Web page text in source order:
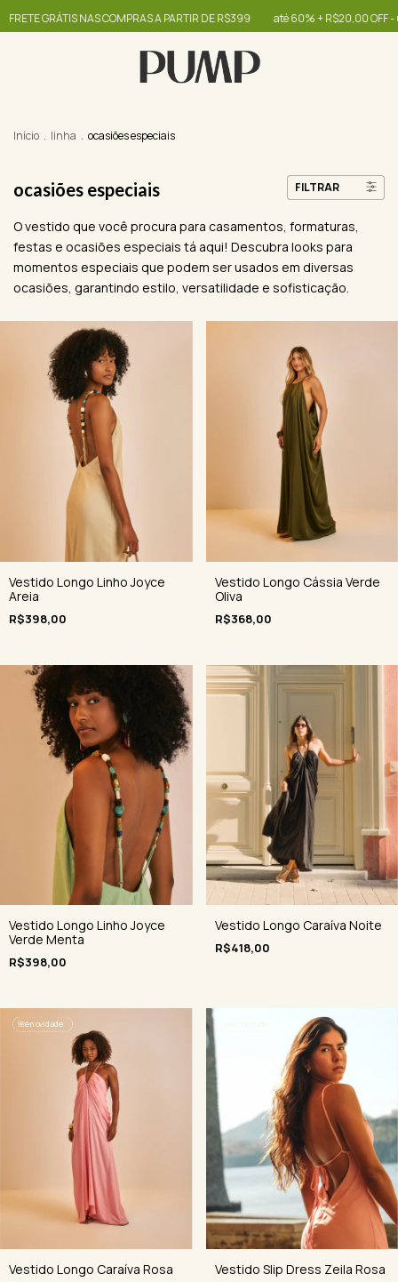
NAS COMPRAS A PARTIR DE R$399 até 60% + R$20,00 OFF - use o cupom
Início . linha . ocasiões especiais
ocasiões especiais FILTRAR
O vestido que você procura para casamentos, formaturas,
festas e ocasiões especiais tá aqui! Descubra looks para
momentos especiais que podem ser usados em diversas
ocasiões, garantindo estilo, versatilidade e sofisticação.
Vestido Longo Linho Joyce
Areia
R$398,00
Vestido Longo Cássia Verde
Oliva
R$368,00
Vestido Longo Linho Joyce
Verde Menta
R$398,00
Vestido Longo Caraíva Noite
R$418,00
🌺é novidade
Vestido Longo Caraíva Rosa Vestido Slip Dress Zeila Rosa